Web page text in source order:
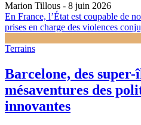
Marion Tillous - 8 juin 2026
En France, l’État est coupable de
prises en charge des violences
Terrains
Barcelone, des
mésaventures des
innovantes